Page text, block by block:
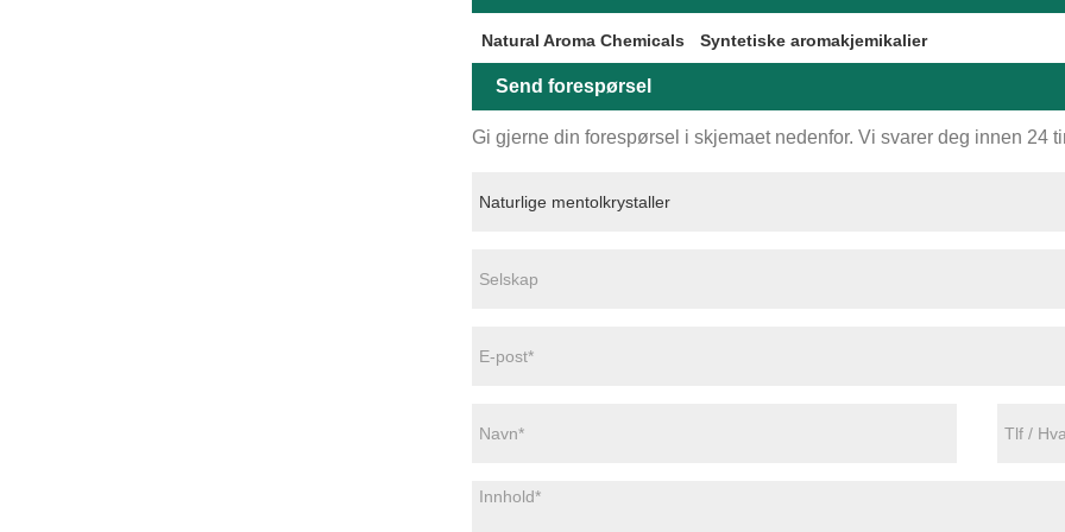
Natural Aroma Chemicals Syntetiske aromakjemikalier
Send forespørsel
Gi gjerne din forespørsel i skjemaet nedenfor. Vi svarer deg innen 24